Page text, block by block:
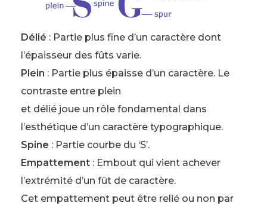
Délié : Partie plus fine d’un caractère dont
l’épaisseur des fûts varie.
Plein : Partie plus épaisse d’un caractère. Le
contraste entre plein
et délié joue un rôle fondamental dans
l’esthétique d’un caractère typographique.
Spine : Partie courbe du ‘S’.
Empattement : Embout qui vient achever
l’extrémité d’un fût de caractère.
Cet empattement peut être relié ou non par